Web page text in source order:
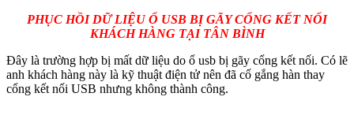
PHỤC HỒI DỮ LIỆU Ổ USB BỊ GÃY CỔNG KẾT NỐI
KHÁCH HÀNG TẠI TÂN BÌNH
Đây là trường hợp bị mất dữ liệu do ổ usb bị gãy cổng kết nối. Có lẽ
anh khách hàng này là kỹ thuật điện tử nên đã cố gắng hàn thay
cổng kết nối USB nhưng không thành công.